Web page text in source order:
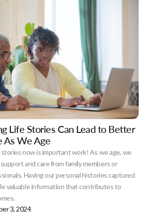
Life Stories Can Lead to Better
As We Age
now is important work! As we age, we
and care from family members or
Having our personal histories captured
valuable information that contributes to
3, 2024